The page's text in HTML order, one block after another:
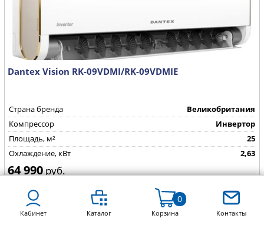
Dantex Vision RK-09VDMI/RK-09VDMIE
Страна бренда
Великобритания
Компрессор
Инвертор
Площадь, м²
25
Охлаждение, кВт
2,63
64 990руб.
Купить в 1 клик
Кабинет Каталог Корзина
0
Контакты